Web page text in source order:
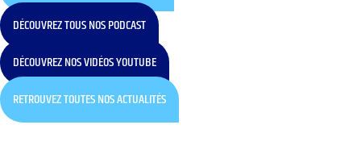
DÉCOUVREZ TOUS NOS PODCAST
DÉCOUVREZ NOS VIDÉOS YOUTUBE
RETROUVEZ TOUTES NOS ACTUALITÉS